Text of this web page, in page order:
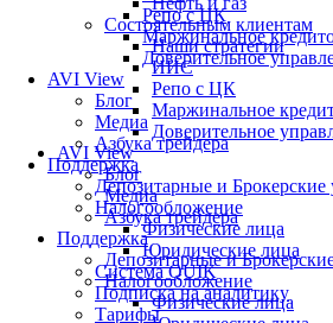
Репо с ЦК
Маржинальное
Доверительное
AVI View
Блог
Медиа
Азбука трейдера
Поддержка
Депозитарные и Брокерские
Налогообложение
Физические лица
Юридические лица
Система QUIK
Подписка на аналитику
Тарифы
Состоятельным клиентам
Наши стратегии
ИИС
Репо с ЦК
Маржинальное
Доверительное
AVI View
Блог
Медиа
Азбука трейдера
Поддержка
Депозитарные и
Налогообложение
Физические лица